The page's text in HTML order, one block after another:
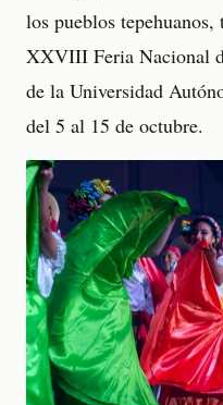
los pueblos
XXVIII Feria Nacional
de la Universidad
del 5 al 15 de octubre.